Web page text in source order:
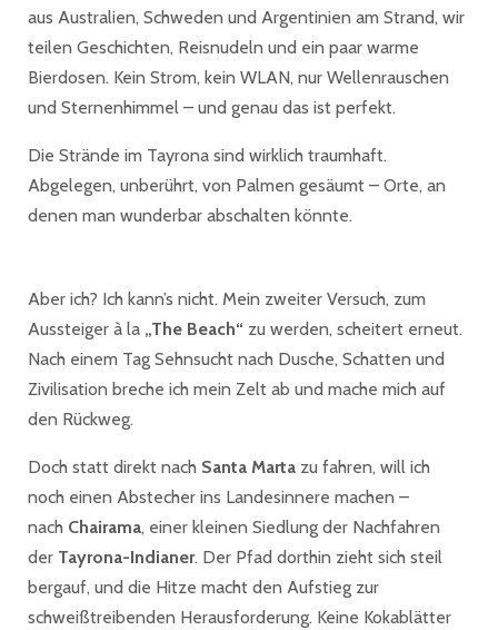
aus Australien, Schweden und Argentinien am Strand, wir
teilen Geschichten, Reisnudeln und ein paar warme
Bierdosen. Kein Strom, kein WLAN, nur Wellenrauschen
und Sternenhimmel – und genau das ist perfekt.
Die Strände im Tayrona sind wirklich traumhaft.
Abgelegen, unberührt, von Palmen gesäumt – Orte, an
denen man wunderbar abschalten könnte.
Aber ich? Ich kann’s nicht. Mein zweiter Versuch, zum
Aussteiger à la „The Beach“ zu werden, scheitert erneut.
Nach einem Tag Sehnsucht nach Dusche, Schatten und
Zivilisation breche ich mein Zelt ab und mache mich auf
den Rückweg.
Doch statt direkt nach Santa Marta zu fahren, will ich
noch einen Abstecher ins Landesinnere machen –
nach Chairama, einer kleinen Siedlung der Nachfahren
der Tayrona-Indianer. Der Pfad dorthin zieht sich steil
bergauf, und die Hitze macht den Aufstieg zur
schweißtreibenden Herausforderung. Keine Kokablätter